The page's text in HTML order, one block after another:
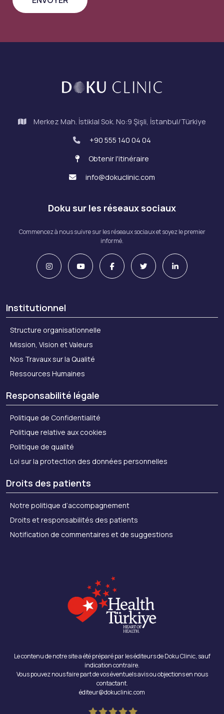
Merkez Mah. İstiklal Sok. No:9 Şişli, İstanbul/Türkiye
+90 555 140 04 04
Obtenir l'itinéraire
info@dokuclinic.com
Doku sur les réseaux sociaux
Commencez à nous suivre sur les réseaux sociaux et soyez le premier
informé.
Institutionnel
Structure organisationnelle
Mission, Vision et Valeurs
Nos Travaux sur la Qualité
Ressources Humaines
Responsabilité légale
Politique de Confidentialité
Politique relative aux cookies
Politique de qualité
Loi sur la protection des données personnelles
Droits des patients
Notre politique d’accompagnement
Droits et responsabilités des patients
Notification de commentaires et de suggestions
Le contenu de notre site a été préparé par les éditeurs de Doku Clinic, sauf
indication contraire.
Vous pouvez nous faire part de vos éventuels avis ou objections en nous
contactant.
éditeur@dokuclinic.com